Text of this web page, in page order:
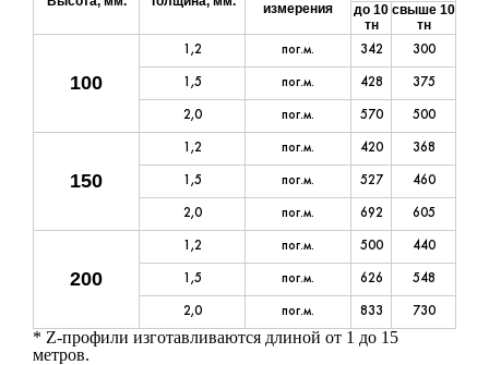
измерения
до 10
тн
свыше 10
тн
100
1,2 пог.м. 342 300
1,5 пог.м. 428 375
2,0 пог.м. 570 500
150
1,2 пог.м. 420 368
1,5 пог.м. 527 460
2,0 пог.м. 692 605
200
1,2 пог.м. 500 440
1,5 пог.м. 626 548
2,0 пог.м. 833 730
* Z-профили изготавливаются длиной от 1 до 15
метров.